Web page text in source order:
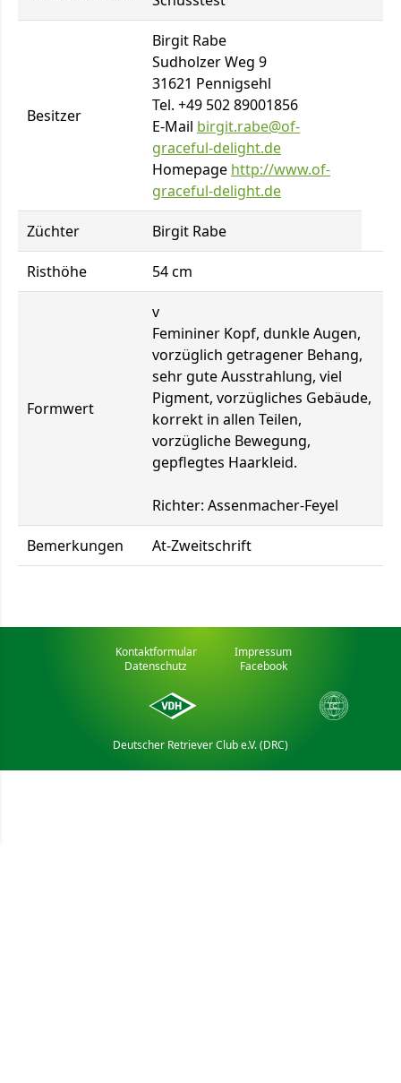
Besitzer
Birgit Rabe
Sudholzer Weg 9
31621 Pennigsehl
Tel. +49 502 89001856
E-Mail birgit.rabe@of-
graceful-delight.de
Homepage http://www.of-
graceful-delight.de
Züchter Birgit Rabe
Risthöhe 54 cm
Formwert
v
Femininer Kopf, dunkle Augen,
vorzüglich getragener Behang,
sehr gute Ausstrahlung, viel
Pigment, vorzügliches Gebäude,
korrekt in allen Teilen,
vorzügliche Bewegung,
gepflegtes Haarkleid.
Richter: Assenmacher-Feyel
Bemerkungen At-Zweitschrift
Deutscher Retriever Club e.V. (DRC)
Kontaktformular
Impressum
Datenschutz
Facebook